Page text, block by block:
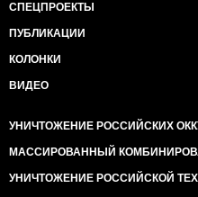
СПЕЦПРОЕКТЫ
ПУБЛИКАЦИИ
КОЛОНКИ
ВИДЕО
УНИЧТОЖЕНИЕ РОССИЙСКИХ
МАССИРОВАННЫЙ
УНИЧТОЖЕНИЕ РОССИЙСКОЙ